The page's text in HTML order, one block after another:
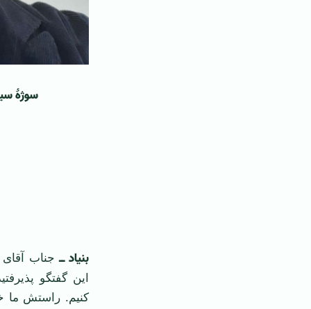
سوژۀ
بنیاد ــجناب آقای
این گفتگو
کنیم. راستش ما